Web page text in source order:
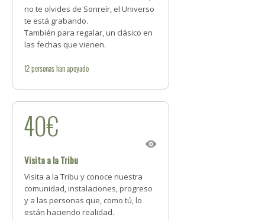
no te olvides de Sonreír, el Universo
te está grabando.
También para regalar, un clásico en
las fechas que vienen.
12personashan apoyado
40€
Visita a la Tribu
Visita a la Tribu y conoce nuestra
comunidad, instalaciones, progreso
y a las personas que, como tú, lo
están haciendo realidad.